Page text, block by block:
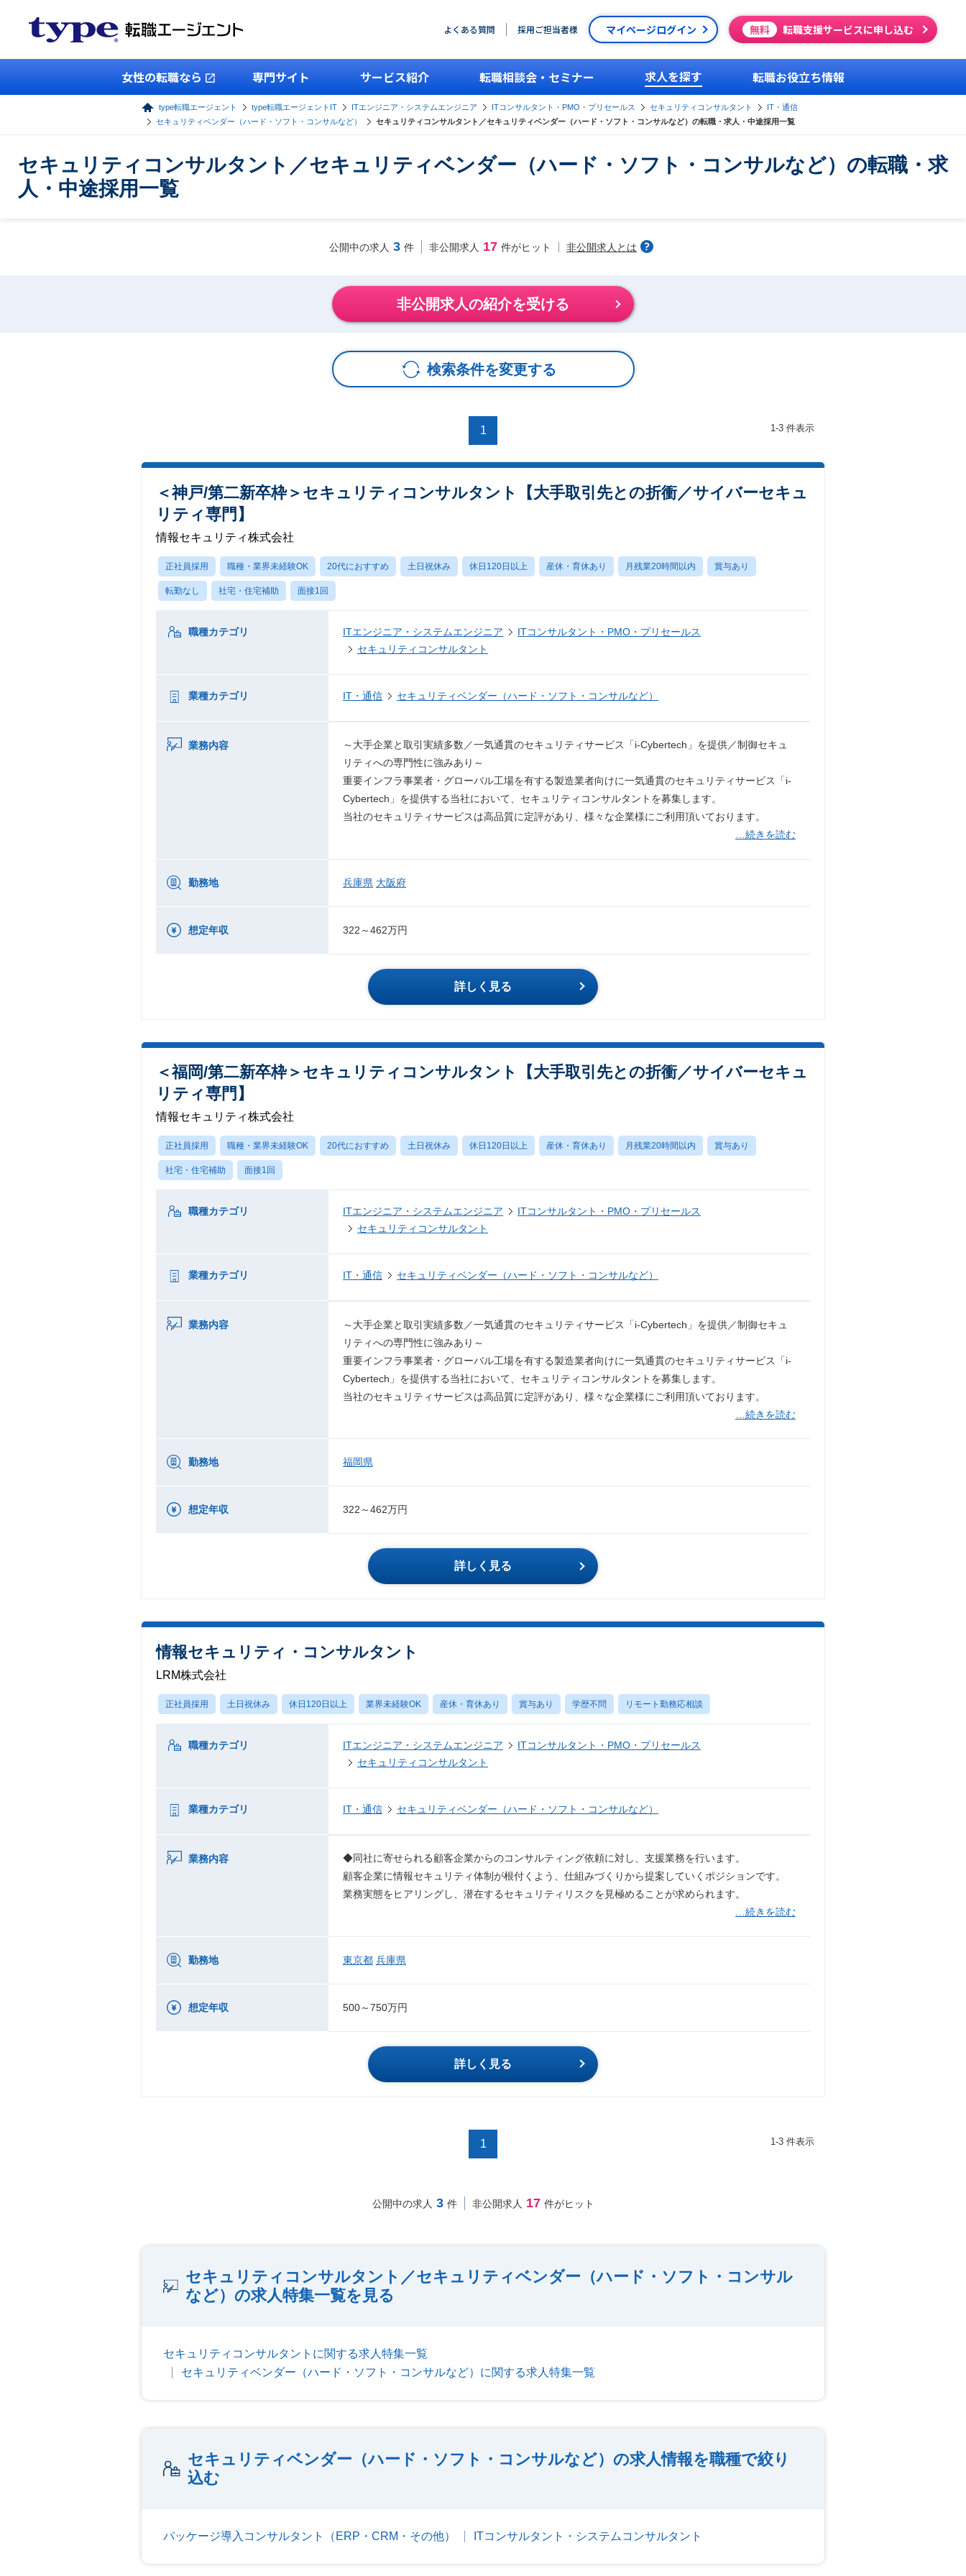
よくある質問 採用ご担当者様 マイページログイン 無料 転職支援サービスに申し込む
女性の転職なら 専門サイト サービス紹介 転職相談会・セミナー 求人を探す 転職お役立ち情報
type転職エージェント type転職エージェントIT ITエンジニア・システムエンジニア ITコンサルタント・PMO・プリセールス セキュリティコンサルタント
IT・通信
セキュリティベンダー（ハード・ソフト・コンサルなど）
セキュリティコンサルタント／セキュリティベンダー（ハード・ソフト・コンサルなど）の転職・求人・中途採用一覧
セキュリティコンサルタント／セキュリティベンダー（ハード・ソフト・コンサルなど）の転職・求
人・中途採用一覧
公開中の求人 3 件 非公開求人 17 件がヒット 非公開求人とは
非公開求人の紹介を受ける
検索条件を変更する
1 1-3 件表示
＜神戸/第二新卒枠＞セキュリティコンサルタント【大手取引先との折衝／サイバーセキュ
リティ専門】
情報セキュリティ株式会社
正社員採用 職種・業界未経験OK 20代におすすめ 土日祝休み 休日120日以上 産休・育休あり 月残業20時間以内 賞与あり
転勤なし 社宅・住宅補助 面接1回
職種カテゴリ ITエンジニア・システムエンジニア
ITコンサルタント・PMO・プリセールス
セキュリティコンサルタント
業種カテゴリ IT・通信 セキュリティベンダー（ハード・ソフト・コンサルなど）
業務内容
～大手企業と取引実績多数／一気通貫のセキュリティサービス「i-Cybertech」を提供／制御セキュ
リティへの専門性に強みあり～
重要インフラ事業者・グローバル工場を有する製造業者向けに一気通貫のセキュリティサービス「i-
Cybertech」を提供する当社において、セキュリティコンサルタントを募集します。
当社のセキュリティサービスは高品質に定評があり、様々な企業様にご利用頂いております。
…続きを読む
勤務地 兵庫県 大阪府
想定年収 322～462万円
詳しく見る
＜福岡/第二新卒枠＞セキュリティコンサルタント【大手取引先との折衝／サイバーセキュ
リティ専門】
情報セキュリティ株式会社
正社員採用 職種・業界未経験OK 20代におすすめ 土日祝休み 休日120日以上 産休・育休あり 月残業20時間以内 賞与あり
社宅・住宅補助 面接1回
職種カテゴリ ITエンジニア・システムエンジニア
ITコンサルタント・PMO・プリセールス
セキュリティコンサルタント
業種カテゴリ IT・通信 セキュリティベンダー（ハード・ソフト・コンサルなど）
業務内容
～大手企業と取引実績多数／一気通貫のセキュリティサービス「i-Cybertech」を提供／制御セキュ
リティへの専門性に強みあり～
重要インフラ事業者・グローバル工場を有する製造業者向けに一気通貫のセキュリティサービス「i-
Cybertech」を提供する当社において、セキュリティコンサルタントを募集します。
当社のセキュリティサービスは高品質に定評があり、様々な企業様にご利用頂いております。
…続きを読む
勤務地 福岡県
想定年収 322～462万円
詳しく見る
情報セキュリティ・コンサルタント
LRM株式会社
正社員採用 土日祝休み 休日120日以上 業界未経験OK 産休・育休あり 賞与あり 学歴不問 リモート勤務応相談
職種カテゴリ ITエンジニア・システムエンジニア
ITコンサルタント・PMO・プリセールス
セキュリティコンサルタント
業種カテゴリ IT・通信 セキュリティベンダー（ハード・ソフト・コンサルなど）
業務内容
◆同社に寄せられる顧客企業からのコンサルティング依頼に対し、支援業務を行います。
顧客企業に情報セキュリティ体制が根付くよう、仕組みづくりから提案していくポジションです。
業務実態をヒアリングし、潜在するセキュリティリスクを見極めることが求められます。
…続きを読む
勤務地 東京都 兵庫県
想定年収 500～750万円
詳しく見る
1 1-3 件表示
公開中の求人 3 件 非公開求人 17 件がヒット
セキュリティコンサルタント／セキュリティベンダー（ハード・ソフト・コンサル
など）の求人特集一覧を見る
セキュリティコンサルタントに関する求人特集一覧
セキュリティベンダー（ハード・ソフト・コンサルなど）に関する求人特集一覧
セキュリティベンダー（ハード・ソフト・コンサルなど）の求人情報を職種で絞り
込む
パッケージ導入コンサルタント（ERP・CRM・その他） ITコンサルタント・システムコンサルタント